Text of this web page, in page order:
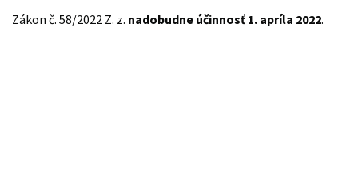
Zákon č. 58/2022 Z. z. nadobudne účinnosť 1. apríla 2022.